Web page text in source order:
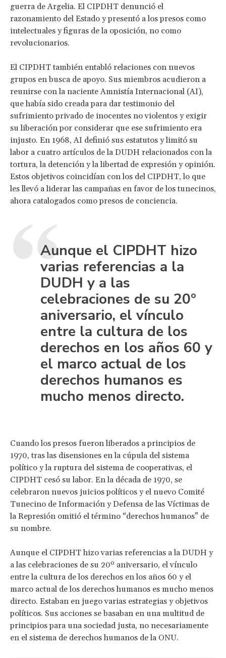
guerra de Argelia. El CIPDHT denunció el
razonamiento del Estado y presentó a los presos como
intelectuales y figuras de la oposición, no como
revolucionarios.
El CIPDHT también entabló relaciones con nuevos
grupos en busca de apoyo. Sus miembros acudieron a
reunirse con la naciente Amnistía Internacional (AI),
que había sido creada para dar testimonio del
sufrimiento privado de inocentes no violentos y exigir
su liberación por considerar que ese sufrimiento era
injusto. En 1968, AI definió sus estatutos y limitó su
labor a cuatro artículos de la DUDH relacionados con la
tortura, la detención y la libertad de expresión y opinión.
Estos objetivos coincidían con los del CIPDHT, lo que
les llevó a liderar las campañas en favor de los tunecinos,
ahora catalogados como presos de conciencia.
Aunque el CIPDHT hizo
varias referencias a la
DUDH y a las
celebraciones de su 20º
aniversario, el vínculo
entre la cultura de los
derechos en los años 60 y
el marco actual de los
derechos humanos es
mucho menos directo.
Cuando los presos fueron liberados a principios de
1970, tras las disensiones en la cúpula del sistema
político y la ruptura del sistema de cooperativas, el
CIPDHT cesó su labor. En la década de 1970, se
celebraron nuevos juicios políticos y el nuevo Comité
Tunecino de Información y Defensa de las Víctimas de
la Represión omitió el término “derechos humanos” de
su nombre.
Aunque el CIPDHT hizo varias referencias a la DUDH y
a las celebraciones de su 20º aniversario, el vínculo
entre la cultura de los derechos en los años 60 y el
marco actual de los derechos humanos es mucho menos
directo. Estaban en juego varias estrategias y objetivos
políticos. Sus acciones se basaban en una multitud de
principios para una sociedad justa, no necesariamente
en el sistema de derechos humanos de la ONU.